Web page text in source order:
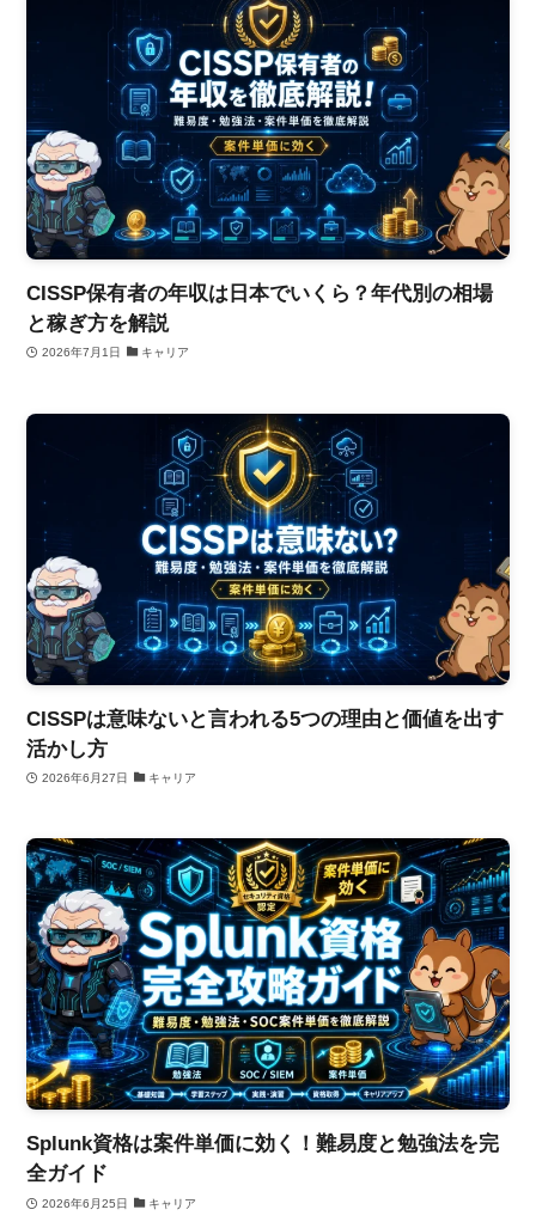
CISSP保有者の年収は日本でいくら？年代別の相場
と稼ぎ方を解説
2026年7月1日 キャリア
CISSPは意味ないと言われる5つの理由と価値を出す
活かし方
2026年6月27日 キャリア
Splunk資格は案件単価に効く！難易度と勉強法を完
全ガイド
2026年6月25日 キャリア